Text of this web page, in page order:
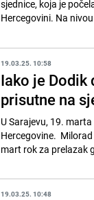
sjednice, koja je
Hercegovini. Na
19.03.25. 10:58
Iako je Dodik
prisutne na
U Sarajevu, 19.
Hercegovine.
mart rok za prelazak
19.03.25. 10:48